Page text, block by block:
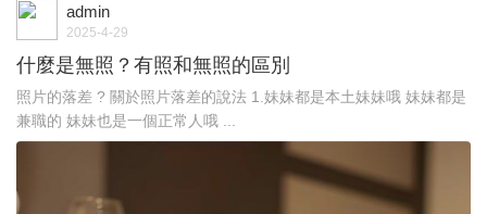
admin
2025-4-29
什麼是無照？有照和無照的區別
照片的落差 ? 關於照片落差的說法 1.妹妹都是本土妹妹哦 妹妹都是
兼職的 妹妹也是一個正常人哦 ...